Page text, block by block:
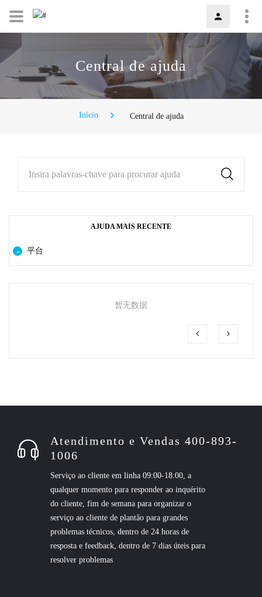
Central de ajuda
Início Central de ajuda
Insira palavras-chave para procurar ajuda
AJUDA MAIS RECENTE
平台
暂无数据
Atendimento e Vendas 400-893-
1006
Serviço ao cliente em linha 09:00-18:00, a
qualquer momento para responder ao inquérito
do cliente, fim de semana para organizar o
serviço ao cliente de plantão para grandes
problemas técnicos, dentro de 24 horas de
resposta e feedback, dentro de 7 dias úteis para
resolver problemas